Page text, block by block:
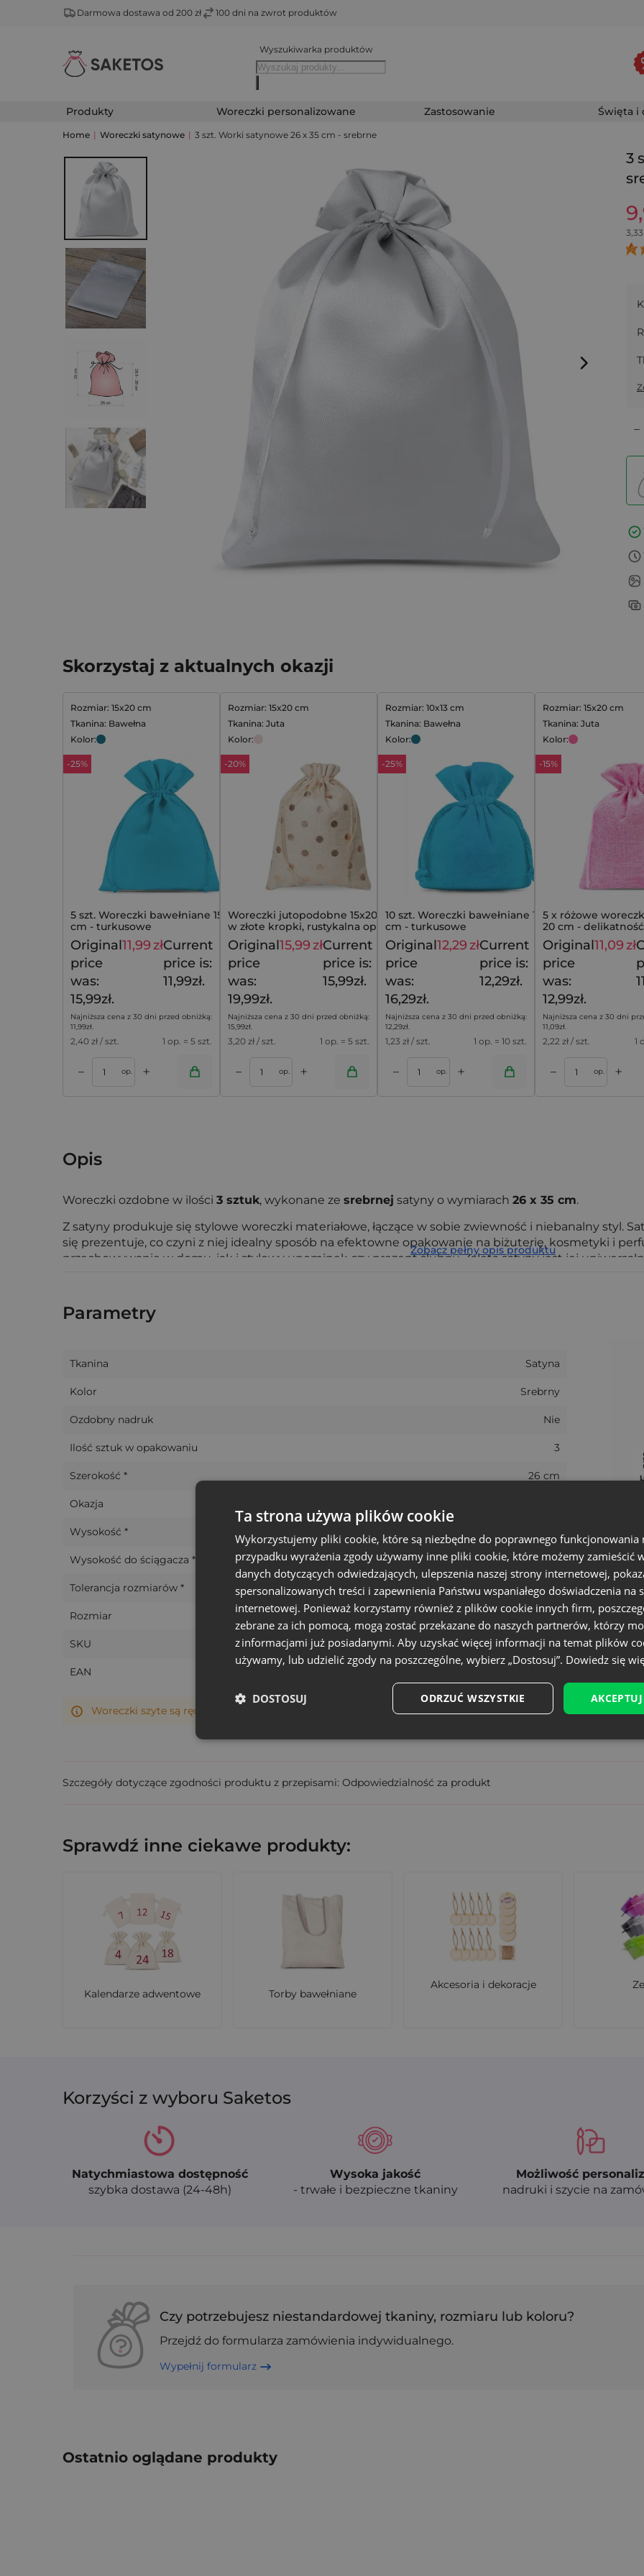
Darmowa dostawa od 200 zł 100 dni na zwrot produktów
Wyszukiwarka produktów
Produkty Woreczki personalizowane Zastosowanie Święta i
Home | Woreczki satynowe | 3 szt. Worki satynowe 26 x 35 cm - srebrne
3
3,33
–
Skorzystaj z aktualnych okazji
Rozmiar: 15x20 cm
Tkanina: Bawełna
Kolor:
-25%
5 szt. Woreczki bawełniane 15 x 20
cm - turkusowe
15,99 zł
Original
price
was:
15,99zł.
11,99złCurrent
price is:
11,99zł.
Najniższa cena z 30 dni przed obniżką:
11,99zł.
2,40 zł / szt. 1 op. = 5 szt.
– op. +
Rozmiar: 15x20 cm
Tkanina: Juta
Kolor:
-20%
Woreczki jutopodobne 15x20 cm -
w złote kropki, rustykalna oprawa
prezentu
19,99 zł
Original
price
was:
19,99zł.
15,99złCurrent
price is:
15,99zł.
Najniższa cena z 30 dni przed obniżką:
15,99zł.
3,20 zł / szt. 1 op. = 5 szt.
– op. +
Rozmiar: 10x13 cm
Tkanina: Bawełna
Kolor:
-25%
10 szt. Woreczki bawełniane 10 x 13
cm - turkusowe
16,29 zł
Original
price
was:
16,29zł.
12,29złCurrent
price is:
12,29zł.
Najniższa cena z 30 dni przed obniżką:
12,29zł.
1,23 zł / szt. 1 op. = 10 szt.
– op. +
Dodaj do koszyka
Rozmiar: 15x20 cm
Tkanina: Juta
Kolor:
-15%
5 x różowe
20 cm - delikatność
jednym
Original
price
was:
12,99zł.
11,09zł
Najniższa cena z 30 dni
11,09zł.
2,22 zł / szt. 1
– op. +
Dodaj do koszyka Dodaj do koszyka
Opis
Woreczki ozdobne w ilości 3 sztuk, wykonane ze srebrnej satyny o wymiarach 26 x 35 cm.
Z satyny produkuje się stylowe woreczki materiałowe, łączące w sobie zwiewność i niebanalny styl.
się prezentuje, co czyni z niej idealny sposób na efektowne opakowanie na biżuterię, kosmetyki i
przechowywanie w domu, jak i stylowy upominek czy prezent ślubny. Zaletą satyny jest jej
życzysz sobie czegoś naprawdę specjalnego, nie zwlekaj i skontaktuj się z nami, a my zrobimy
Zobacz pełny opis produktu
Parametry
Tkanina Satyna
Kolor Srebrny
Ozdobny nadruk Nie
Ilość sztuk w opakowaniu 3
Szerokość * 26 cm
Okazja
Wysokość *
Wysokość do ściągacza * 28.5 - 29 cm
Tolerancja rozmiarów * +/- 5%
Rozmiar Duży
SKU SAT-2635-SXX-402
EAN
Woreczki szyte są ręcznie, dlatego ich rzeczywisty rozmiar może różnić +/- 1 cm
Szczegóły dotyczące zgodności produktu z przepisami: Odpowiedzialność za produkt
Sprawdź inne ciekawe produkty:
Kalendarze adwentowe Torby bawełniane
Akcesoria i dekoracje
Korzyści z wyboru Saketos
Natychmiastowa dostępność
szybka dostawa (24-48h)
Wysoka jakość
- trwałe i bezpieczne tkaniny
Możliwość
nadruki i szycie na
Czy potrzebujesz niestandardowej tkaniny, rozmiaru lub koloru?
Przejdź do formularza zamówienia indywidualnego.
Wypełnij formularz
Ostatnio oglądane produkty
Ta strona używa plików cookie
Wykorzystujemy pliki cookie, które są niezbędne do poprawnego funkcjonowania
przypadku wyrażenia zgody używamy inne pliki cookie, które możemy zamieścić
danych dotyczących odwiedzających, ulepszenia naszej strony internetowej,
spersonalizowanych treści i zapewnienia Państwu wspaniałego doświadczenia na
internetowej. Ponieważ korzystamy również z plików cookie innych firm,
zebrane za ich pomocą, mogą zostać przekazane do naszych partnerów, którzy
z informacjami już posiadanymi. Aby uzyskać więcej informacji na temat plików
używamy, lub udzielić zgody na poszczególne, wybierz „Dostosuj”. Dowiedz się
ODRZUĆ WSZYSTKIE
DOSTOSUJ